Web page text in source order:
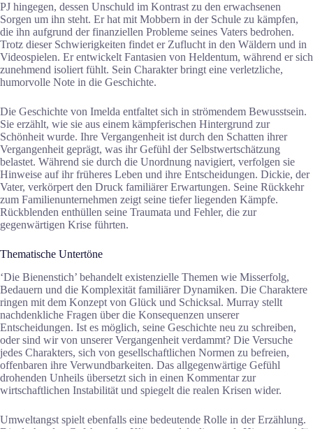
PJ hingegen, dessen Unschuld im Kontrast zu den erwachsenen
Sorgen um ihn steht. Er hat mit Mobbern in der Schule zu kämpfen,
die ihn aufgrund der finanziellen Probleme seines Vaters bedrohen.
Trotz dieser Schwierigkeiten findet er Zuflucht in den Wäldern und in
Videospielen. Er entwickelt Fantasien von Heldentum, während er sich
zunehmend isoliert fühlt. Sein Charakter bringt eine verletzliche,
humorvolle Note in die Geschichte.
Die Geschichte von Imelda entfaltet sich in strömendem Bewusstsein.
Sie erzählt, wie sie aus einem kämpferischen Hintergrund zur
Schönheit wurde. Ihre Vergangenheit ist durch den Schatten ihrer
Vergangenheit geprägt, was ihr Gefühl der Selbstwertschätzung
belastet. Während sie durch die Unordnung navigiert, verfolgen sie
Hinweise auf ihr früheres Leben und ihre Entscheidungen. Dickie, der
Vater, verkörpert den Druck familiärer Erwartungen. Seine Rückkehr
zum Familienunternehmen zeigt seine tiefer liegenden Kämpfe.
Rückblenden enthüllen seine Traumata und Fehler, die zur
gegenwärtigen Krise führten.
Thematische Untertöne
‘Die Bienenstich’ behandelt existenzielle Themen wie Misserfolg,
Bedauern und die Komplexität familiärer Dynamiken. Die Charaktere
ringen mit dem Konzept von Glück und Schicksal. Murray stellt
nachdenkliche Fragen über die Konsequenzen unserer
Entscheidungen. Ist es möglich, seine Geschichte neu zu schreiben,
oder sind wir von unserer Vergangenheit verdammt? Die Versuche
jedes Charakters, sich von gesellschaftlichen Normen zu befreien,
offenbaren ihre Verwundbarkeiten. Das allgegenwärtige Gefühl
drohenden Unheils übersetzt sich in einen Kommentar zur
wirtschaftlichen Instabilität und spiegelt die realen Krisen wider.
Umweltangst spielt ebenfalls eine bedeutende Rolle in der Erzählung.